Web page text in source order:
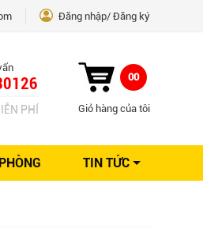
Đăng nhập Đăng ký
PHÍ
00
Giỏ hàng của tôi
TIN TỨC